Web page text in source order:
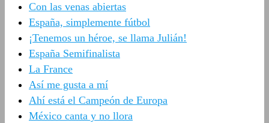
Con las venas abiertas
España, simplemente fútbol
¡Tenemos un héroe, se llama Julián!
España Semifinalista
La France
Así me gusta a mí
Ahí está el Campeón de Europa
México canta y no llora